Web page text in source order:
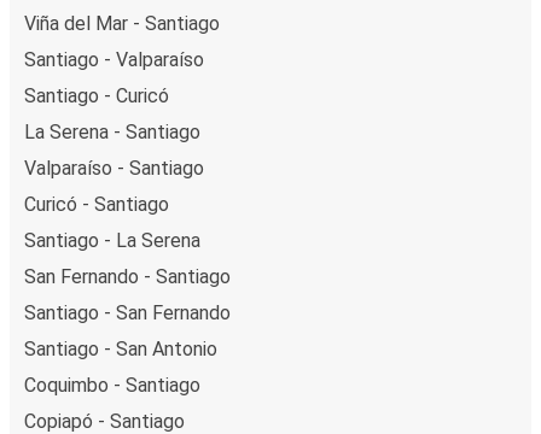
Viña del Mar - Santiago
Santiago - Valparaíso
Santiago - Curicó
La Serena - Santiago
Valparaíso - Santiago
Curicó - Santiago
Santiago - La Serena
San Fernando - Santiago
Santiago - San Fernando
Santiago - San Antonio
Coquimbo - Santiago
Copiapó - Santiago